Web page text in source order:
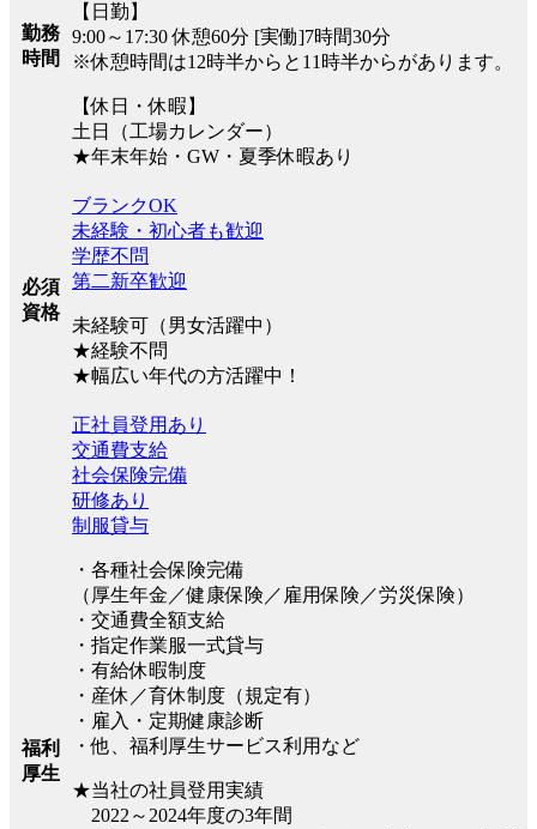
勤務
時間
【日勤】
9:00～17:30 休憩60分 [実働]7時間30分
※休憩時間は12時半からと11時半からがあります。
【休日・休暇】
土日（工場カレンダー）
★年末年始・GW・夏季休暇あり
必須
資格
ブランクOK
未経験・初心者も歓迎
学歴不問
第二新卒歓迎
未経験可（男女活躍中）
★経験不問
★幅広い年代の方活躍中！
福利
厚生
正社員登用あり
交通費支給
社会保険完備
研修あり
制服貸与
・各種社会保険完備
（厚生年金／健康保険／雇用保険／労災保険）
・交通費全額支給
・指定作業服一式貸与
・有給休暇制度
・産休／育休制度（規定有）
・雇入・定期健康診断
・他、福利厚生サービス利用など
★当社の社員登用実績
2022～2024年度の3年間